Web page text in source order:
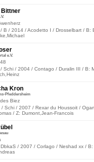
Bittner
B / 2014 / Acodetto I / Drosselbart / B:
e.V.
Schi / 2004 / Contago / Duralin III / B:
Kron
Pfeddersheim
Biez
/ Schi / 2007 / Rexar du Houssoit /
/ Z: Dumont,Jean-Francois
/ 2007 / Corlago / Neshad xx /